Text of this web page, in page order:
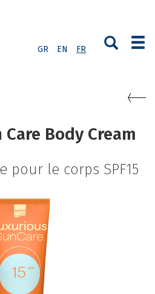
GR EN FR
Body Cream
pour le corps SPF15